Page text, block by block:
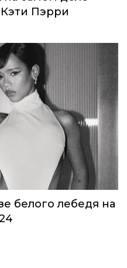
Пэрри
белого лебедя на